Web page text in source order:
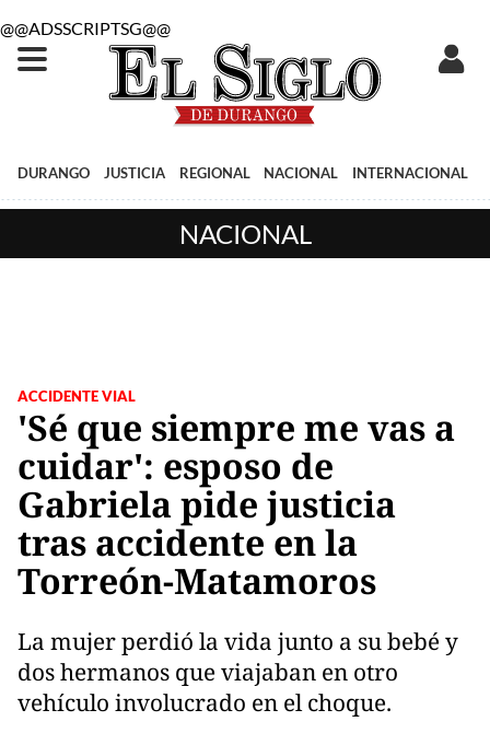
@@ADSSCRIPTSG@@
DURANGO JUSTICIA REGIONAL NACIONAL INTERNACIONAL
NACIONAL
ACCIDENTE VIAL
'Sé que siempre me vas a
cuidar': esposo de
Gabriela pide justicia
tras accidente en la
Torreón-Matamoros
La mujer perdió la vida junto a su bebé y
dos hermanos que viajaban en otro
vehículo involucrado en el choque.